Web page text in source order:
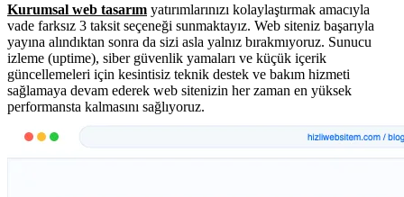
Kurumsal web tasarım yatırımlarınızı kolaylaştırmak amacıyla
vade farksız 3 taksit seçeneği sunmaktayız. Web siteniz başarıyla
yayına alındıktan sonra da sizi asla yalnız bırakmıyoruz. Sunucu
izleme (uptime), siber güvenlik yamaları ve küçük içerik
güncellemeleri için kesintisiz teknik destek ve bakım hizmeti
sağlamaya devam ederek web sitenizin her zaman en yüksek
performansta kalmasını sağlıyoruz.